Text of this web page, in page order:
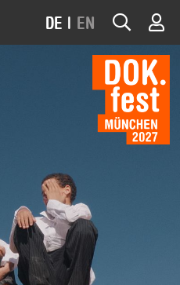
DE | EN